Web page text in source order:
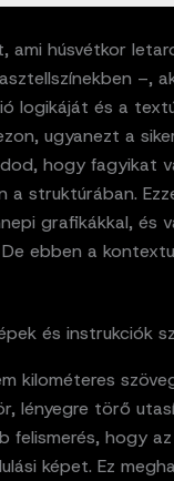
ami húsvétkor
–,
logikáját és a
ugyanezt a
hogy fagyikat
struktúrában.
grafikákkal, és
ebben a
és instrukciók
kilométeres
lényegre törő
felismerés, hogy
képet. Ez